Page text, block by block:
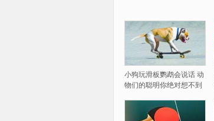
小狗玩滑板鹦鹉会说话 动
物们的聪明你绝对想不到